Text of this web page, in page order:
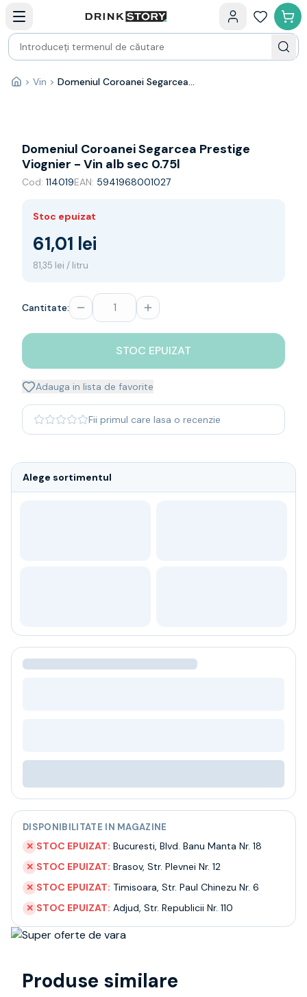
Bauturi fine — selectie
Produse Noi
Cosuri cadou
Pachete & Cadouri
Vin
Franta
Spania
Africa de Sud
Germania
Noua Zeelanda
Spumante
Sampanie
Single malt
Japanese
Bourbon
Blanded Japanese
Canadian
Rom
Vodka
Ceai
Bacanie
BLACK FRIDAY
Contact
Livrare
Termeni si conditii
Politica de confidentialitate
Intrebari frecvente
Acasă
> Vin > Domeniul Coroanei Segarcea Prestige Viognier - Vin alb sec 0.75l
Domeniul Coroanei Segarcea Prestige
Viognier - Vin alb sec 0.75l
Cod: 114019EAN: 5941968001027
Stoc epuizat
61,01 lei
81,35 lei / litru
Cantitate:
STOC EPUIZAT
Adauga in lista de favorite
Fii primul care lasa o recenzie
Alege sortimentul
DISPONIBILITATE IN MAGAZINE
✕ STOC EPUIZAT: Bucuresti, Blvd. Banu Manta Nr. 18
✕ STOC EPUIZAT: Brasov, Str. Plevnei Nr. 12
✕ STOC EPUIZAT: Timisoara, Str. Paul Chinezu Nr. 6
✕ STOC EPUIZAT: Adjud, Str. Republicii Nr. 110
Produse similare